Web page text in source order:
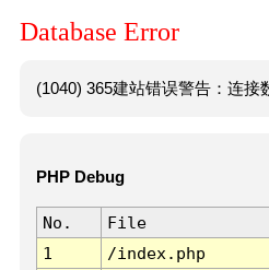
Database Error
(1040) 365建站错误警告：连接
PHP Debug
No. File
1
/index.php